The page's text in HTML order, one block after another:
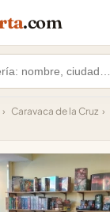
.com
› Caravaca de la Cruz ›